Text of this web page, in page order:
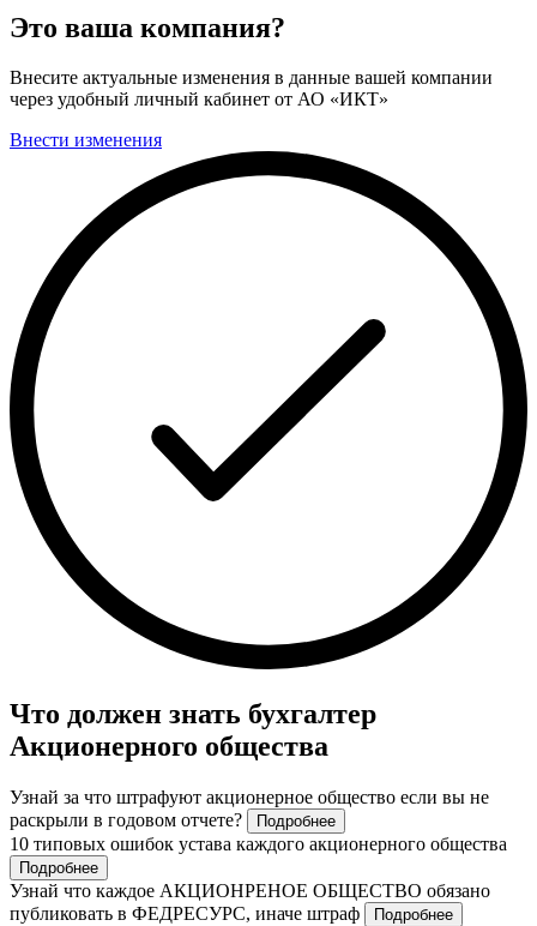
Это ваша компания?
Внесите актуальные изменения в данные вашей компании
через удобный личный кабинет от АО «ИКТ»
Внести изменения
Что должен знать бухгалтер
Акционерного общества
Узнай за что штрафуют акционерное общество если вы не
раскрыли в годовом отчете?
Подробнее
10 типовых ошибок устава каждого акционерного общества
Подробнее
Узнай что каждое АКЦИОНРЕНОЕ ОБЩЕСТВО обязано
публиковать в ФЕДРЕСУРС, иначе штраф
Подробнее